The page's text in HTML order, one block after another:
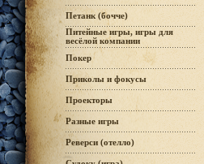
Петанк (бочче)
Питейные игры, игры для
весёлой компании
Покер
Приколы и фокусы
Проекторы
Разные игры
Реверси (отелло)